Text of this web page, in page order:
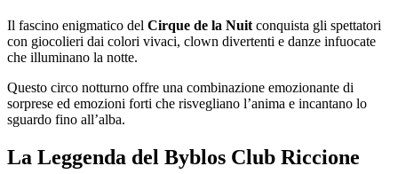
Il fascino enigmatico del Cirque de la Nuit conquista gli spettatori
con giocolieri dai colori vivaci, clown divertenti e danze infuocate
che illuminano la notte.
Questo circo notturno offre una combinazione emozionante di
sorprese ed emozioni forti che risvegliano l’anima e incantano lo
sguardo fino all’alba.
La Leggenda del Byblos Club Riccione